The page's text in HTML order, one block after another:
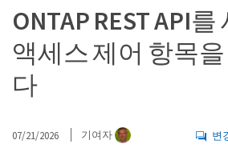
ONTAP REST API
액세스 제어 항목
다
07/21/2026 기여자 변